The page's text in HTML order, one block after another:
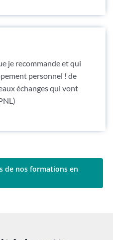
je recommande et qui
personnel ! de
échanges qui vont
de nos formations en